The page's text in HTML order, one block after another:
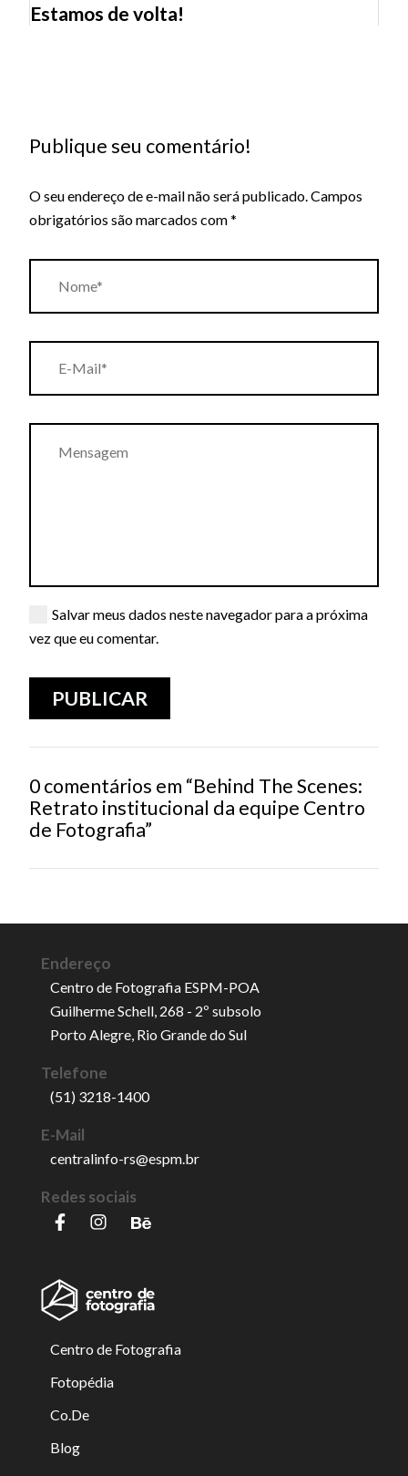
Estamos de volta!
0 comentários em “Behind The Scenes:
Retrato institucional da equipe Centro
de Fotografia”
Publique seu comentário!
O seu endereço de e-mail não será publicado. Campos
obrigatórios são marcados com*
Salvar meus dados neste navegador para a próxima
vez que eu comentar.
Endereço
Centro de Fotografia ESPM-POA
Guilherme Schell, 268 - 2º subsolo
Porto Alegre, Rio Grande do Sul
Telefone
(51) 3218-1400
E-Mail
centralinfo-rs@espm.br
Redes sociais
Centro de Fotografia
Fotopédia
Co.De
Blog